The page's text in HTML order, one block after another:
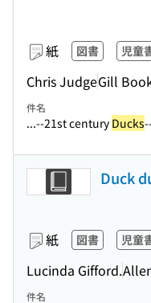
紙 図書 児童
Chris JudgeGill
件名
...--21st century Ducks
Duck
紙 図書 児童
Lucinda Gifford.
件名